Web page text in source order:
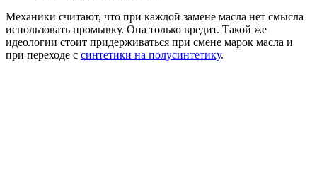
Механики считают, что при каждой замене масла нет смысла
использовать промывку. Она только вредит. Такой же
идеологии стоит придерживаться при смене марок масла и
при переходе с синтетики на полусинтетику.